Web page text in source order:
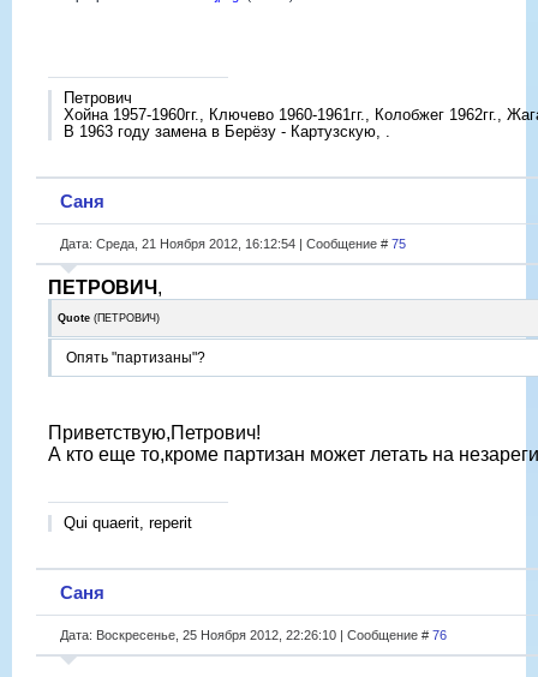
Петрович
Хойна 1957-1960гг., Ключево 1960-1961гг., Колобжег 1962гг.,
В 1963 году замена в Берёзу - Картузскую, .
Саня
Дата: Среда, 21 Ноября 2012, 16:12:54 | Сообщение # 75
ПЕТРОВИЧ ,
Quote (ПЕТРОВИЧ)
Опять "партизаны"?
Приветствую,Петрович!
А кто еще то,кроме партизан может летать на
Qui quaerit, reperit
Саня
Дата: Воскресенье, 25 Ноября 2012, 22:26:10 | Сообщение # 76